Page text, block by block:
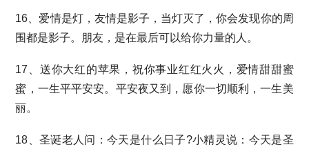
16、爱情是灯，友情是影子，当灯灭了，你会发现你的周
围都是影子。朋友，是在最后可以给你力量的人。
17、送你大红的苹果，祝你事业红红火火，爱情甜甜蜜
蜜，一生平平安安。平安夜又到，愿你一切顺利，一生美
丽。
18、圣诞老人问：今天是什么日子?小精灵说：今天是圣